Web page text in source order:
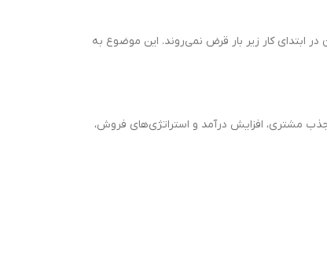
در ابتدای کار زیر بار قرض نمی‌روند. این موضوع به
جذب مشتری، افزایش درآمد و استراتژی‌های فروش،